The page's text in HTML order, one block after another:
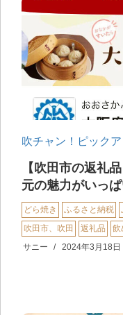
吹チャン！ピック
【吹田市の返礼
元の魅力がいっ
どら焼き ふるさと納税
吹田市、吹田
返礼品
飲
サニー
2024年3月18日